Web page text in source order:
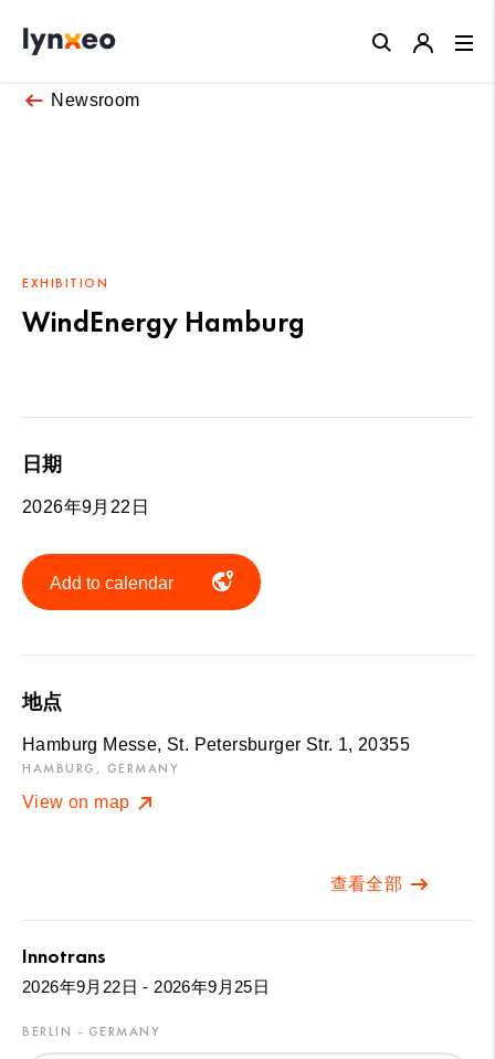
Newsroom
EXHIBITION
WindEnergy Hamburg
日期
2026年9月22日
Add to calendar
地点
Hamburg Messe, St. Petersburger Str. 1, 20355
HAMBURG, GERMANY
View on map
查看全部
Innotrans
2026年9月22日 - 2026年9月25日
BERLIN - GERMANY
Close